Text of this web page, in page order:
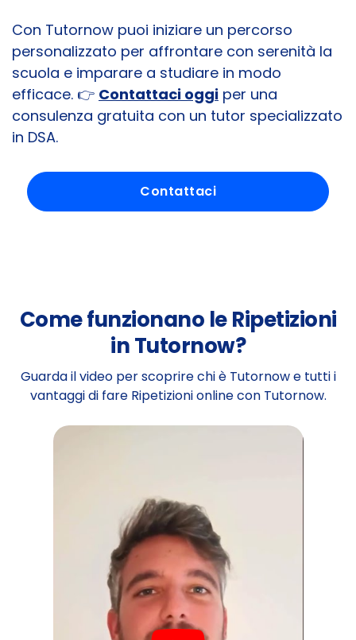
Con Tutornow puoi iniziare un percorso
personalizzato per affrontare con serenità la
scuola e imparare a studiare in modo
efficace. 👉 Contattaci oggi per una
consulenza gratuita con un tutor specializzato
in DSA.
Contattaci
Come funzionano le Ripetizioni
in Tutornow?
Guarda il video per scoprire chi è Tutornow e tutti i
vantaggi di fare Ripetizioni online con Tutornow.